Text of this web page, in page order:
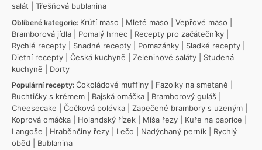
salát
Třešňová bublanina
Oblíbené kategorie: Krůtí maso Mleté maso Vepřové maso
Bramborová jídla
Pomalý hrnec Recepty pro začátečníky
Rychlé recepty
Snadné recepty Pomazánky Sladké recepty
Dietní recepty
Česká kuchyně Zeleninové saláty
Studená
kuchyně
Dorty
Populární recepty: Čokoládové muffiny Fazolky na smetaně
Buchtičky s krémem
Rajská omáčka Bramborový guláš
Cheesecake
Čočková polévka Zapečené brambory s uzeným
Koprová omáčka
Holandský řízek Míša řezy Kuře na paprice
Langoše
Hraběnčiny řezy Lečo Nadýchaný perník
Rychlý
oběd
Bublanina